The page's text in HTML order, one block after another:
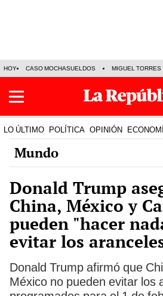
HOY CASO MOCHASUELDOS MIGUEL TORRES
LO ÚLTIMO POLÍTICA OPINIÓN
Mundo
Donald Trump
China, México y
pueden "hacer
evitar los
Donald Trump afirmó que
México no pueden evitar los